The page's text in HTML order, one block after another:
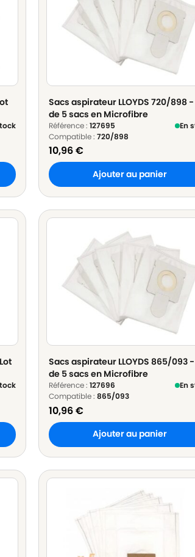
Sacs aspirateur LLOYDS 720/898 -
de 5 sacs en Microfibre
Référence : 127695
En
Compatible : 720/898
10,96€
Ajouter au panier
Sacs aspirateur LLOYDS 865/093
de 5 sacs en Microfibre
Référence : 127696
En
Compatible : 865/093
10,96€
Ajouter au panier